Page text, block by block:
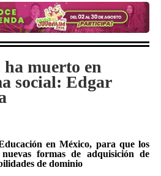
muerto en
social: Edgar
en México, para que los
nuevas formas de adquisición de
de dominio